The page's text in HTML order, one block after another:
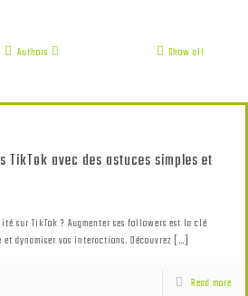
Authors Show all
TikTok avec des astuces simples et
sur TikTok ? Augmenter ses followers est la clé
dynamiser vos interactions. Découvrez […]
Read more